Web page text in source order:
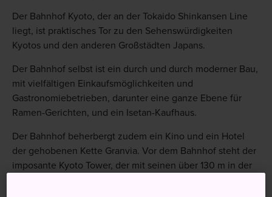
Der Bahnhof Kyoto, der an der Tokaido Shinkansen Line
liegt, ist praktisches Tor zu den Sehenswürdigkeiten
Kyotos und den anderen Großstädten Japans.
Der Bahnhof selbst ist ein durch und durch moderner Bau,
mit vielfältigen Einkaufsmöglichkeiten und
Gastronomiebetrieben, darunter eine ganze Ebene für
Ramen-Gerichten, und ein Isetan-Kaufhaus.
Der Bahnhof beherbergt zudem ein Kino und ein Hotel
der gehobenen Kette Granvia. Vor dem Bahnhof steht der
imposante Kyoto Tower, der mit seinen über 130 m in der